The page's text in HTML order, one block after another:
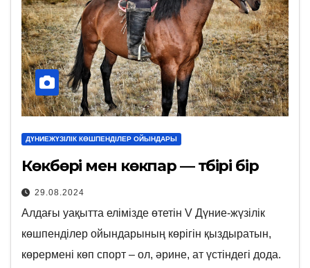
ДҮНИЕЖҮЗІЛІК КӨШПЕНДІЛЕР ОЙЫНДАРЫ
Көкбөрі мен көкпар — түбірі бір
29.08.2024
Алдағы уақытта елімізде өтетін V Дүние-жүзілік
көшпенділер ойындарының көрігін қыздыратын,
көрермені көп спорт – ол, әрине, ат үстіндегі дода.